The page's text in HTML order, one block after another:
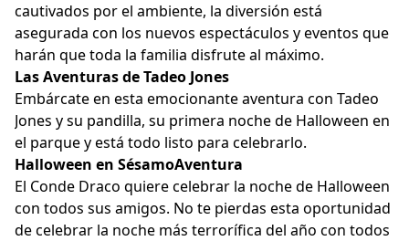
cautivados por el ambiente, la diversión está
asegurada con los nuevos espectáculos y eventos que
harán que toda la familia disfrute al máximo.
Las Aventuras de Tadeo Jones
Embárcate en esta emocionante aventura con Tadeo
Jones y su pandilla, su primera noche de Halloween en
el parque y está todo listo para celebrarlo.
Halloween en SésamoAventura
El Conde Draco quiere celebrar la noche de Halloween
con todos sus amigos. No te pierdas esta oportunidad
de celebrar la noche más terrorífica del año con todos